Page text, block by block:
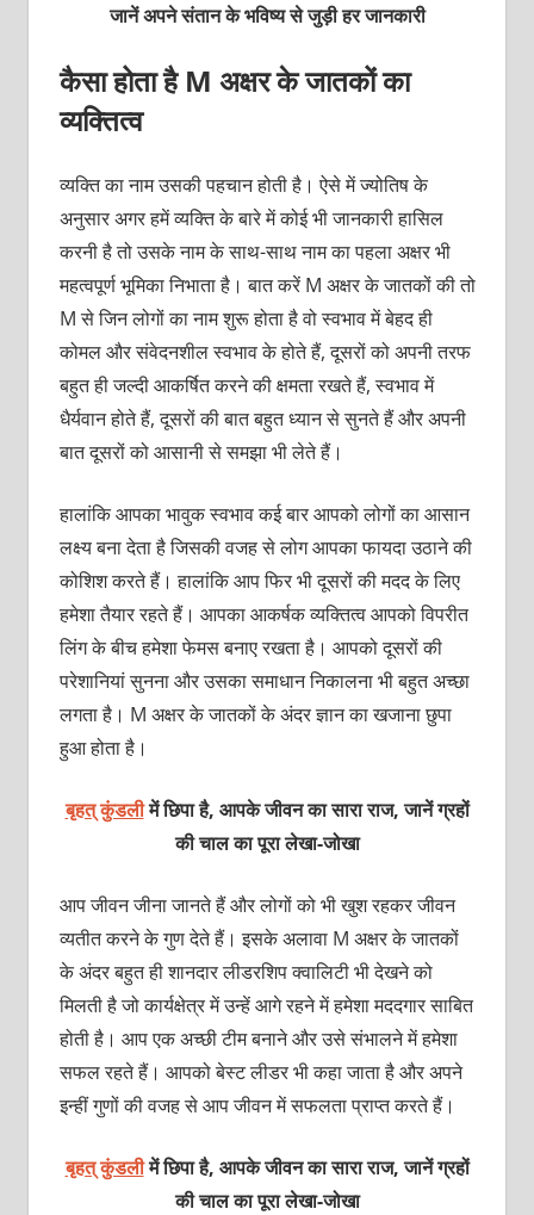
जानें अपने संतान के भविष्य से जुड़ी हर जानकारी
कैसा होता है M अक्षर के जातकों का
व्यक्तित्व
व्यक्ति का नाम उसकी पहचान होती है। ऐसे में ज्योतिष के
अनुसार अगर हमें व्यक्ति के बारे में कोई भी जानकारी हासिल
करनी है तो उसके नाम के साथ-साथ नाम का पहला अक्षर भी
महत्वपूर्ण भूमिका निभाता है। बात करें M अक्षर के जातकों की तो
M से जिन लोगों का नाम शुरू होता है वो स्वभाव में बेहद ही
कोमल और संवेदनशील स्वभाव के होते हैं, दूसरों को अपनी तरफ
बहुत ही जल्दी आकर्षित करने की क्षमता रखते हैं, स्वभाव में
धैर्यवान होते हैं, दूसरों की बात बहुत ध्यान से सुनते हैं और अपनी
बात दूसरों को आसानी से समझा भी लेते हैं।
हालांकि आपका भावुक स्वभाव कई बार आपको लोगों का आसान
लक्ष्य बना देता है जिसकी वजह से लोग आपका फायदा उठाने की
कोशिश करते हैं। हालांकि आप फिर भी दूसरों की मदद के लिए
हमेशा तैयार रहते हैं। आपका आकर्षक व्यक्तित्व आपको विपरीत
लिंग के बीच हमेशा फेमस बनाए रखता है। आपको दूसरों की
परेशानियां सुनना और उसका समाधान निकालना भी बहुत अच्छा
लगता है। M अक्षर के जातकों के अंदर ज्ञान का खजाना छुपा
हुआ होता है।
बृहत् कुंडलीमें छिपा है, आपके जीवन का सारा राज, जानें ग्रहों
की चाल का पूरा लेखा-जोखा
आप जीवन जीना जानते हैं और लोगों को भी खुश रहकर जीवन
व्यतीत करने के गुण देते हैं। इसके अलावा M अक्षर के जातकों
के अंदर बहुत ही शानदार लीडरशिप क्वालिटी भी देखने को
मिलती है जो कार्यक्षेत्र में उन्हें आगे रहने में हमेशा मददगार साबित
होती है। आप एक अच्छी टीम बनाने और उसे संभालने में हमेशा
सफल रहते हैं। आपको बेस्ट लीडर भी कहा जाता है और अपने
इन्हीं गुणों की वजह से आप जीवन में सफलता प्राप्त करते हैं।
बृहत् कुंडलीमें छिपा है, आपके जीवन का सारा राज, जानें ग्रहों
की चाल का पूरा लेखा-जोखा